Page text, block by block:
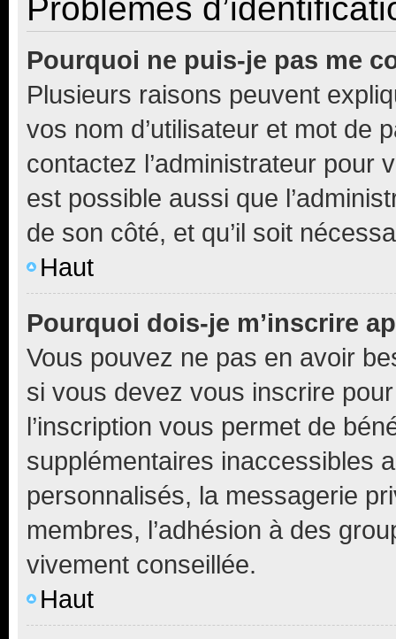
Problèmes
Pourquoi ne puis-je pas me
Plusieurs raisons peuvent
vos nom d’utilisateur et mot de
contactez l’administrateur pour
est possible aussi que
de son côté, et qu’il soit
Haut
Pourquoi dois-je m’inscrire
Vous pouvez ne pas en avoir
si vous devez vous inscrire
l’inscription vous permet de
supplémentaires inaccessibles
personnalisés, la messagerie
membres, l’adhésion à des
vivement conseillée.
Haut